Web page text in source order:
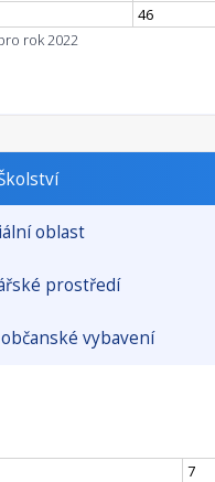
46
rok 2022
oblast
prostředí
vybavení
7